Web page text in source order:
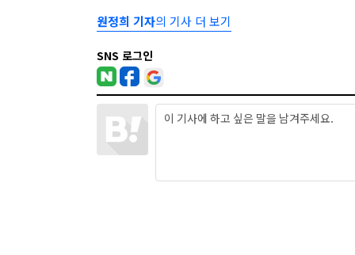
원정희 기자의 기사 더 보기
SNS 로그인